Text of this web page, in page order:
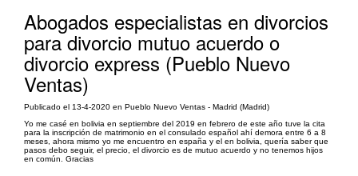
Abogados especialistas en divorcios
para divorcio mutuo acuerdo o
divorcio express (Pueblo Nuevo
Ventas)
Publicado el 13-4-2020 en Pueblo Nuevo Ventas - Madrid (Madrid)
Yo me casé en bolivia en septiembre del 2019 en febrero de este año tuve la cita
para la inscripción de matrimonio en el consulado español ahí demora entre 6 a 8
meses, ahora mismo yo me encuentro en españa y el en bolivia, quería saber que
pasos debo seguir, el precio, el divorcio es de mutuo acuerdo y no tenemos hijos
en común. Gracias